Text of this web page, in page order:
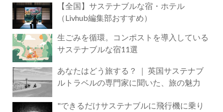
【全国】サステナブルな宿・ホテル
（Livhub編集部おすすめ）
生ごみを循環。コンポストを導入している
サステナブルな宿11選
あなたはどう旅する？ ｜ 英国サステナブ
ルトラベルの専門家に聞いた、旅の魅力
"できるだけサステナブルに飛行機に乗り